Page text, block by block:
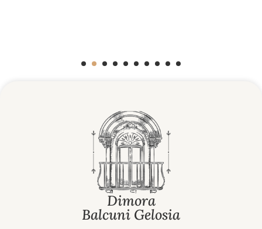
Dimora
Balcuni Gelosia